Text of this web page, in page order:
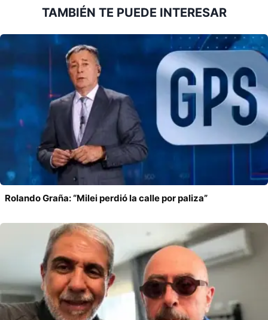
TAMBIÉN TE PUEDE INTERESAR
Rolando Graña: “Milei perdió la calle por paliza”